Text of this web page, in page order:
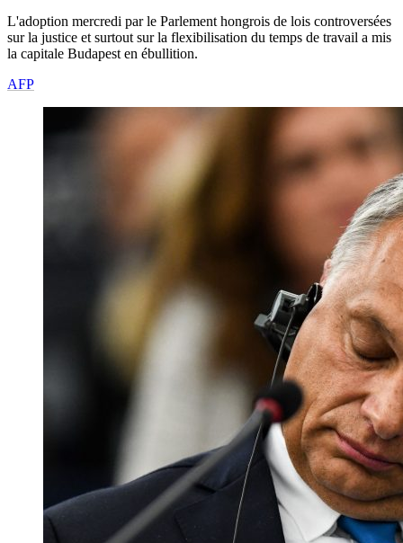
L'adoption mercredi par le Parlement hongrois de lois controversées
sur la justice et surtout sur la flexibilisation du temps de travail a mis
la capitale Budapest en ébullition.
AFP